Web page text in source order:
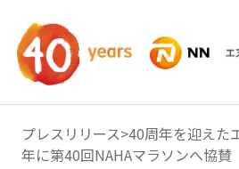
プレスリリース>40周年を迎えた
年に第40回NAHAマラソンへ協賛